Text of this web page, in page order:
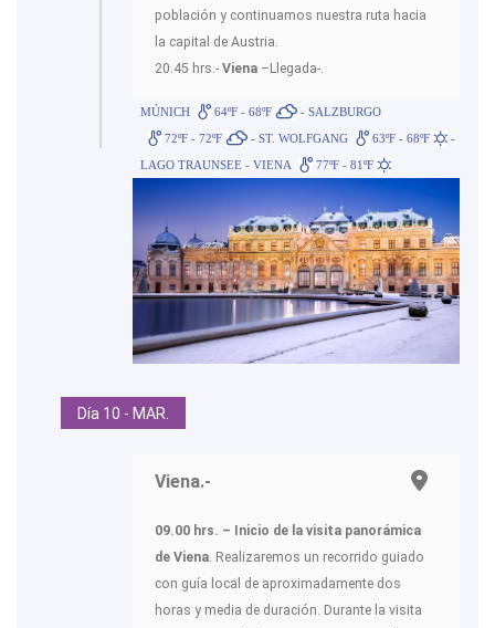
población y continuamos nuestra ruta hacia
la capital de Austria.
20.45 hrs.- Viena –Llegada-.
MÚNICH 64ºF - 68ºF
- SALZBURGO
72ºF - 72ºF
- ST. WOLFGANG 63ºF - 68ºF
-
LAGO TRAUNSEE - VIENA
77ºF - 81ºF
Día 10 - MAR.
Viena.-
09.00 hrs. – Inicio de la visita panorámica
de Viena. Realizaremos un recorrido guiado
con guía local de aproximadamente dos
horas y media de duración. Durante la visita